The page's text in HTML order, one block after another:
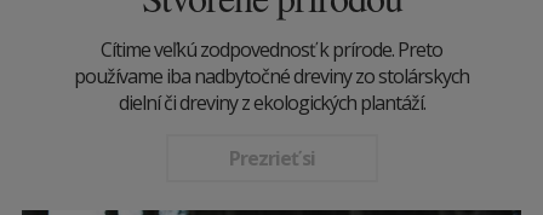
Cítime veľkú zodpovednosť k prírode. Preto
používame iba nadbytočné dreviny zo stolárskych
dielní či dreviny z ekologických plantáží.
Prezrieť si